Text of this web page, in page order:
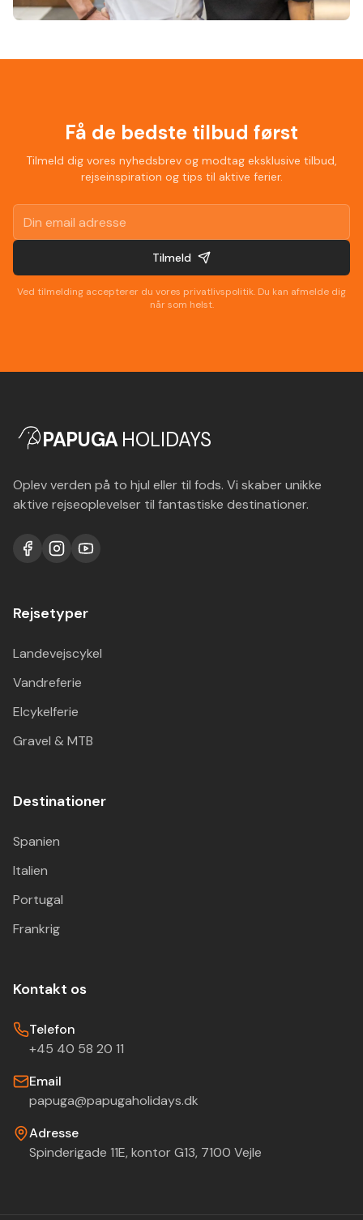
Få de bedste tilbud først
Tilmeld dig vores nyhedsbrev og modtag eksklusive tilbud,
rejseinspiration og tips til aktive ferier.
Tilmeld
Ved tilmelding accepterer du vores privatlivspolitik. Du kan afmelde dig
når som helst.
PAPUGA HOLIDAYS
Oplev verden på to hjul eller til fods. Vi skaber unikke
aktive rejseoplevelser til fantastiske destinationer.
Rejsetyper
Landevejscykel
Vandreferie
Elcykelferie
Gravel & MTB
Destinationer
Spanien
Italien
Portugal
Frankrig
Kontakt os
Telefon
+45 40 58 20 11
Email
papuga@papugaholidays.dk
Adresse
Spinderigade 11E, kontor G13, 7100 Vejle